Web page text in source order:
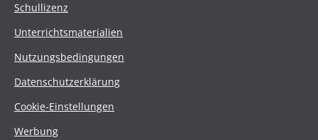
Schullizenz
Unterrichtsmaterialien
Nutzungsbedingungen
Datenschutzerklärung
Cookie-Einstellungen
Werbung